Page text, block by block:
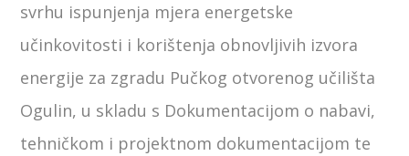
svrhu ispunjenja mjera energetske
učinkovitosti i korištenja obnovljivih izvora
energije za zgradu Pučkog otvorenog učilišta
Ogulin, u skladu s Dokumentacijom o nabavi,
tehničkom i projektnom dokumentacijom te